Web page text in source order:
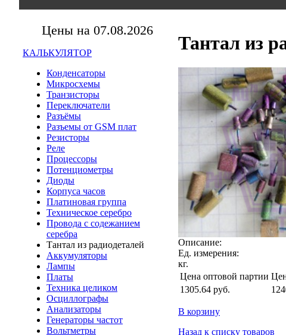
Цены на 07.08.2026
КАЛЬКУЛЯТОР
Конденсаторы
Микросхемы
Транзисторы
Переключатели
Разъёмы
Разъемы от GSM плат
Резисторы
Реле
Процессоры
Потенциометры
Диоды
Корпуса часов
Платиновая группа
Техническое серебро
Провода с содежанием
серебра
Тантал из радиодеталей
Аккумуляторы
Лампы
Платы
Техника целиком
Осциллографы
Анализаторы
Генераторы частот
Вольтметры
Тантал из
Описание:
Ед. измерения:
кг.
Цена оптовой партии
1305.64 руб.
В корзину
Назад к списку товаров